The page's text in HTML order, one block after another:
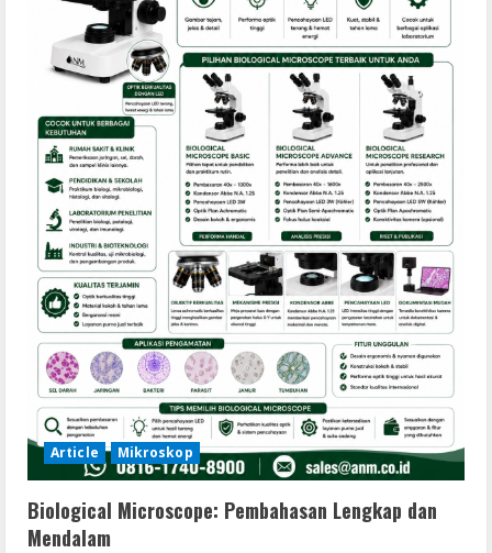
Article Mikroskop
Biological Microscope: Pembahasan Lengkap dan
Mendalam